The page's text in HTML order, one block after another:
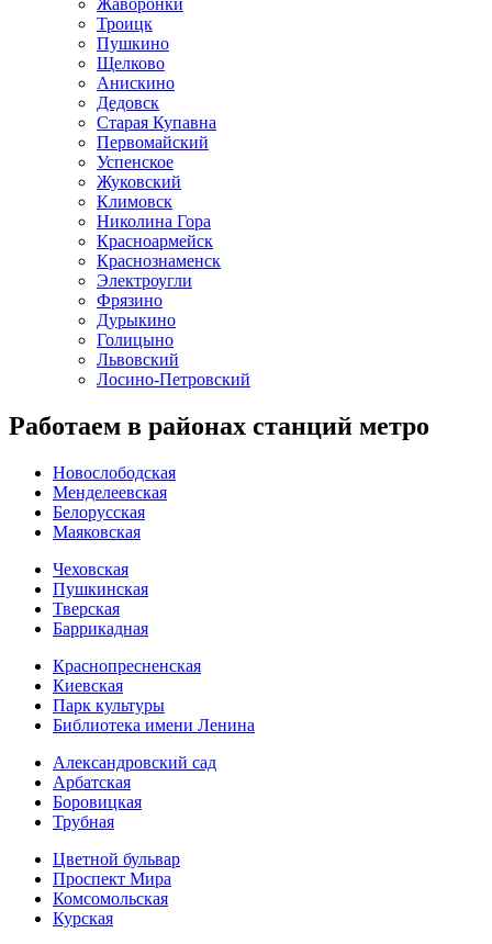
Жаворонки
Троицк
Пушкино
Щелково
Анискино
Дедовск
Старая Купавна
Первомайский
Успенское
Жуковский
Климовск
Николина Гора
Красноармейск
Краснознаменск
Электроугли
Фрязино
Дурыкино
Голицыно
Львовский
Лосино-Петровский
Работаем в районах станций метро
Новослободская
Менделеевская
Белорусская
Маяковская
Чеховская
Пушкинская
Тверская
Баррикадная
Краснопресненская
Киевская
Парк культуры
Библиотека имени Ленина
Александровский сад
Арбатская
Боровицкая
Трубная
Цветной бульвар
Проспект Мира
Комсомольская
Курская